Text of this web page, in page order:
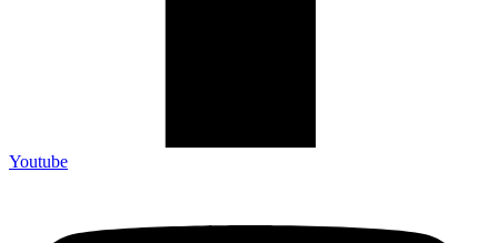
Youtube